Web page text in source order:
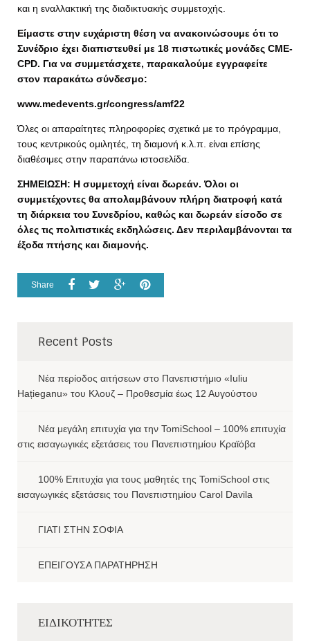
και η εναλλακτική της διαδικτυακής συμμετοχής.
Είμαστε στην ευχάριστη θέση να ανακοινώσουμε ότι το
Συνέδριο έχει διαπιστευθεί με 18 πιστωτικές μονάδες CME-
CPD. Για να συμμετάσχετε, παρακαλούμε εγγραφείτε
στον παρακάτω σύνδεσμο:
www.medevents.gr/congress/amf22
Όλες οι απαραίτητες πληροφορίες σχετικά με το πρόγραμμα,
τους κεντρικούς ομιλητές, τη διαμονή κ.λ.π. είναι επίσης
διαθέσιμες στην παραπάνω ιστοσελίδα.
ΣΗΜΕΙΩΣΗ: Η συμμετοχή είναι δωρεάν. Όλοι οι
συμμετέχοντες θα απολαμβάνουν πλήρη διατροφή κατά
τη διάρκεια του Συνεδρίου, καθώς και δωρεάν είσοδο σε
όλες τις πολιτιστικές εκδηλώσεις. Δεν περιλαμβάνονται τα
έξοδα πτήσης και διαμονής.
Share
Recent Posts
Νέα περίοδος αιτήσεων στο Πανεπιστήμιο «Iuliu
Hațieganu» του Κλουζ – Προθεσμία έως 12 Αυγούστου
Νέα μεγάλη επιτυχία για την TomiSchool – 100% επιτυχία
στις εισαγωγικές εξετάσεις του Πανεπιστημίου Κραϊόβα
100% Επιτυχία για τους μαθητές της TomiSchool στις
εισαγωγικές εξετάσεις του Πανεπιστημίου Carol Davila
ΓΙΑΤΙ ΣΤΗΝ ΣΟΦΙΑ
ΕΠΕΙΓΟΥΣΑ ΠΑΡΑΤΗΡΗΣΗ
ΕΙΔΙΚΟΤΗΤΕΣ